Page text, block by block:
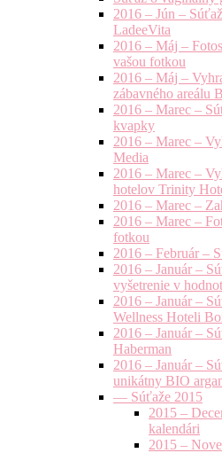
2016 – Jún –
LadeeVita
2016 – Máj –
vašou fotkou
2016 – Máj –
zábavného areálu
2016 – Marec –
kvapky
2016 – Marec –
Media
2016 – Marec –
hotelov Trinity
2016 – Marec –
2016 – Marec –
fotkou
2016 – Február –
2016 – Január –
vyšetrenie v
2016 – Január –
Wellness Hoteli
2016 – Január –
Haberman
2016 – Január –
unikátny BIO
— Súťaže 2015
2015 –
kalendári
2015 –